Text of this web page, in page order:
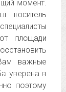
момент.
носитель
площади
важные
уверена в
поэтому